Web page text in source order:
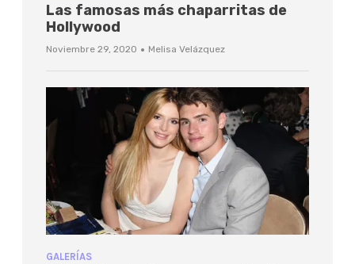
Las famosas más chaparritas de
Hollywood
Noviembre 29, 2020 · Melisa Velázquez
GALERÍAS